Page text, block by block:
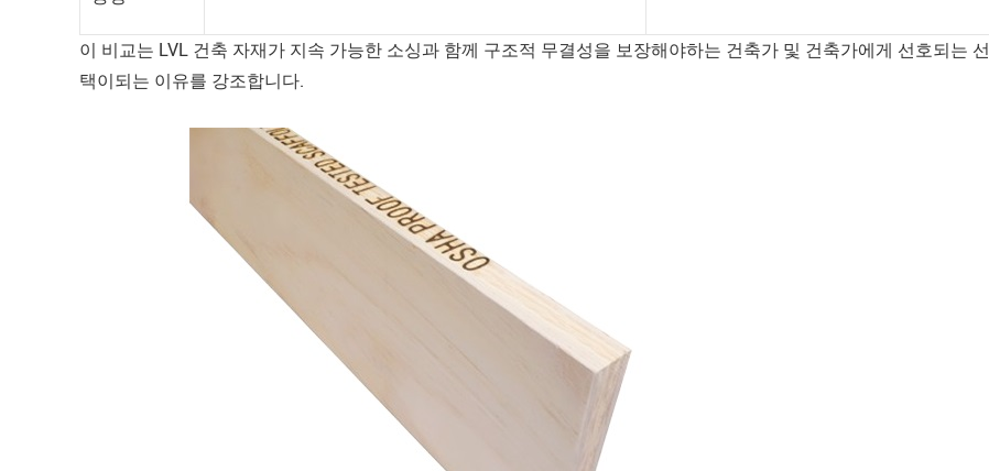
이 비교는 LVL 건축 자재가 지속 가능한 소싱과 함께 구조적 무결성을 보장해야하는 건축가 및 건축가에게 선호되는 선
택이되는 이유를 강조합니다.